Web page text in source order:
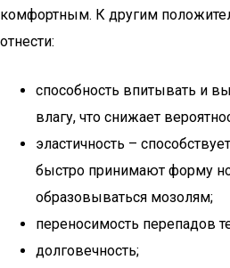
комфортным. К другим
отнести:
способность впитывать и
влагу, что снижает
эластичность –
быстро принимают форму
образовываться мозолям;
переносимость перепадов
долговечность;